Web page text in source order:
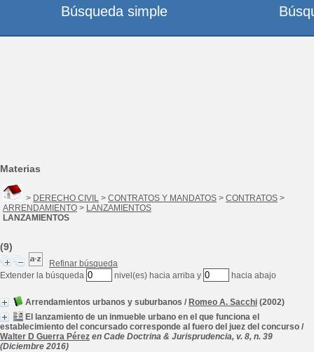
Materias
> DERECHO CIVIL > CONTRATOS Y MANDATOS > CONTRATOS >
ARRENDAMIENTO > LANZAMIENTOS
LANZAMIENTOS
(9)
Refinar búsqueda
Extender la búsqueda
nivel(es) hacia arriba y hacia abajo
Arrendamientos urbanos y suburbanos / Romeo A. Sacchi (2002)
El lanzamiento de un inmueble urbano en el que funciona el
establecimiento del concursado corresponde al fuero del juez del concurso /
Walter D Guerra Pérez en Cade Doctrina & Jurisprudencia, v. 8, n. 39
(Diciembre 2016)
Búsqueda simple